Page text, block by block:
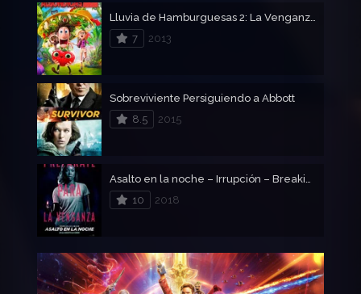
Lluvia de Hamburguesas 2: La Venganza de las Sobras
7
2013
Sobreviviente Persiguiendo a Abbott
8.5
2015
Asalto en la noche – Irrupción – Breaking in
10
2018